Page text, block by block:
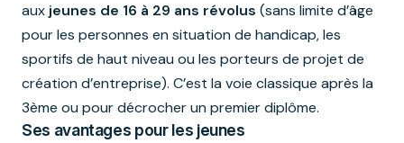
aux jeunes de 16 à 29 ans révolus (sans limite d’âge
pour les personnes en situation de handicap, les
sportifs de haut niveau ou les porteurs de projet de
création d’entreprise). C’est la voie classique après la
3ème ou pour décrocher un premier diplôme.
Ses avantages pour les jeunes